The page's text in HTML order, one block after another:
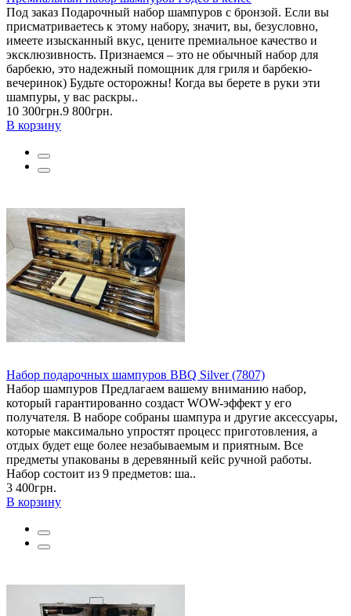
Под заказ Подарочный набор шампуров с бронзой. Если вы
присматриваетесь к этому набору, значит, вы, безусловно,
имеете изысканный вкус, цените премиальное качество и
эксклюзивность. Признаемся – это не обычный набор для
барбекю, это надежный помощник для гриля и барбекю-
вечеринок) Будьте осторожны! Когда вы берете в руки эти
шампуры, у вас раскры..
10 300грн.9 800грн.
В корзину
Набор подарочных шампуров BBQ Silver (7807)
Набор шампуров Предлагаем вашему вниманию набор,
который гарантированно создаст WOW-эффект у его
получателя. В наборе собраны шампура и другие аксессуары,
которые максимально упростят процесс приготовления, а
отдых будет еще более незабываемым и приятным. Все
предметы упакованы в деревянный кейс ручной работы.
Набор состоит из 9 предметов: ша..
3 400грн.
В корзину